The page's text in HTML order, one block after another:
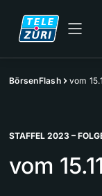
BörsenFlash vom
STAFFEL 2023 –
vom